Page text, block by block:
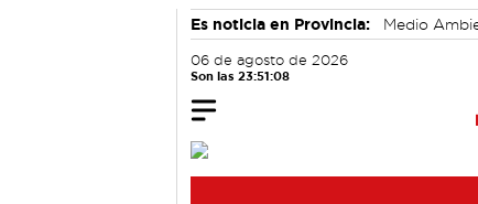
Es noticia en Provincia: Medio
06 de agosto de 2026
Son las 23:51:09